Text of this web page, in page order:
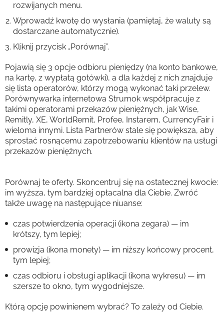
rozwijanych menu.
Wprowadź kwotę do wysłania (pamiętaj, że waluty są
dostarczane automatycznie).
Kliknij przycisk „Porównaj”.
Pojawią się 3 opcje odbioru pieniędzy (na konto bankowe,
na kartę, z wypłatą gotówki), a dla każdej z nich znajduje
się lista operatorów, którzy mogą wykonać taki przelew.
Porównywarka internetowa Strumok współpracuje z
takimi operatorami przekazów pieniężnych, jak Wise,
Remitly, XE, WorldRemit, Profee, Instarem, CurrencyFair i
wieloma innymi. Lista Partnerów stale się powiększa, aby
sprostać rosnącemu zapotrzebowaniu klientów na usługi
przekazów pieniężnych.
Porównaj te oferty. Skoncentruj się na ostatecznej kwocie:
im wyższa, tym bardziej opłacalna dla Ciebie. Zwróć
także uwagę na następujące niuanse:
czas potwierdzenia operacji (ikona zegara) — im
krótszy, tym lepiej;
prowizja (ikona monety) — im niższy końcowy procent,
tym lepiej;
czas odbioru i obsługi aplikacji (ikona wykresu) — im
szersze to okno, tym wygodniejsze.
Którą opcję powinienem wybrać? To zależy od Ciebie.